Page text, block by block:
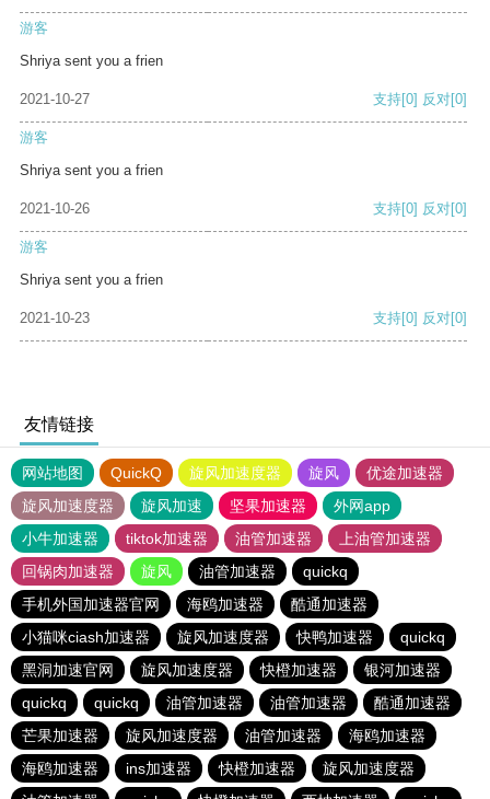
游客
Shriya sent you a frien
2021-10-27 支持[0] 反对[0]
游客
Shriya sent you a frien
2021-10-26 支持[0] 反对[0]
游客
Shriya sent you a frien
2021-10-23 支持[0] 反对[0]
友情链接
网站地图 QuickQ 旋风加速度器 旋风
优途加速器
旋风加速度器
旋风加速 坚果加速器
外网app
小牛加速器
tiktok加速器 油管加速器
上油管加速器
回锅肉加速器
旋风 油管加速器
quickq
手机外国加速器官网
海鸥加速器
酷通加速器
小猫咪ciash加速器
旋风加速度器 快鸭加速器
quickq
黑洞加速官网
旋风加速度器 快橙加速器
银河加速器
quickq
quickq 油管加速器 油管加速器
酷通加速器
芒果加速器
旋风加速度器 油管加速器
海鸥加速器
海鸥加速器
ins加速器 快橙加速器
旋风加速度器